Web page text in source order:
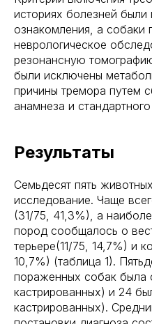
историях болезней
ознакомления, а собаки
неврологическое
резонансную
были исключены
причины тремора путем
анамнеза и
Результаты
Семьдесят пять
исследование. Чаще
(31/75, 41,3%), а
пород сообщалось о
терьере(11/75, 14,7%) и
10,7%) (таблица 1).
пораженных собак была
кастрированных) и 24
кастрированных).